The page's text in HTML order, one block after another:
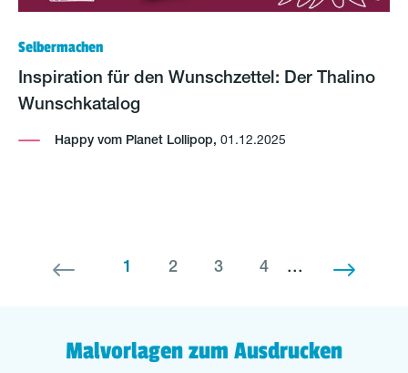
Selbermachen
Inspiration für den Wunschzettel: Der Thalino
Wunschkatalog
Happy vom Planet Lollipop, 01.12.2025
Seite
1 Seite
2 Seite
3 Seite
4 ...
Malvorlagen zum Ausdrucken